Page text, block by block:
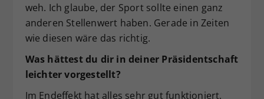
weh. Ich glaube, der Sport sollte einen ganz
anderen Stellenwert haben. Gerade in Zeiten
wie diesen wäre das richtig.
Was hättest du dir in deiner Präsidentschaft
leichter vorgestellt?
Im Endeffekt hat alles sehr gut funktioniert.